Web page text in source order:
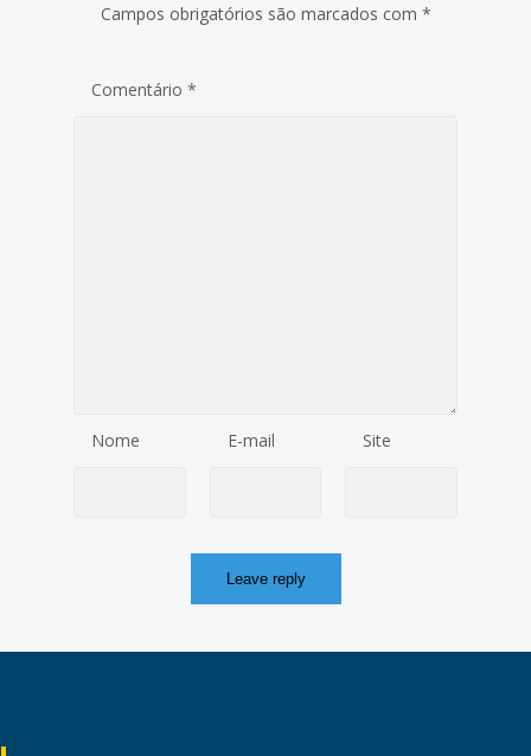
Campos obrigatórios são marcados com *
Comentário *
Nome E-mail Site